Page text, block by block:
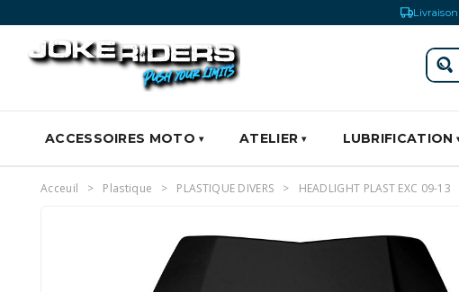
ACCESSOIRES MOTO ATELIER LUBRIFICATION
Acceuil Plastique PLASTIQUE DIVERS HEADLIGHT PLAST EXC 09-13